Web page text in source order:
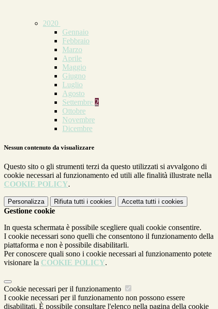
2020
Gennaio
Febbraio
Marzo
Aprile
Maggio
Giugno
Luglio
Agosto
Settembre 2
Ottobre
Novembre
Dicembre
Nessun contenuto da visualizzare
Questo sito o gli strumenti terzi da questo utilizzati si avvalgono di
cookie necessari al funzionamento ed utili alle finalità illustrate nella
COOKIE POLICY.
Personalizza Rifiuta tutti i cookies Accetta tutti i cookies
Gestione cookie
In questa schermata è possibile scegliere quali cookie consentire.
I cookie necessari sono quelli che consentono il funzionamento della
piattaforma e non è possibile disabilitarli.
Per conoscere quali sono i cookie necessari al funzionamento potete
visionare la COOKIE POLICY.
Cookie necessari per il funzionamento
I cookie necessari per il funzionamento non possono essere
disabilitati. È possibile consultare l'elenco nella pagina della cookie